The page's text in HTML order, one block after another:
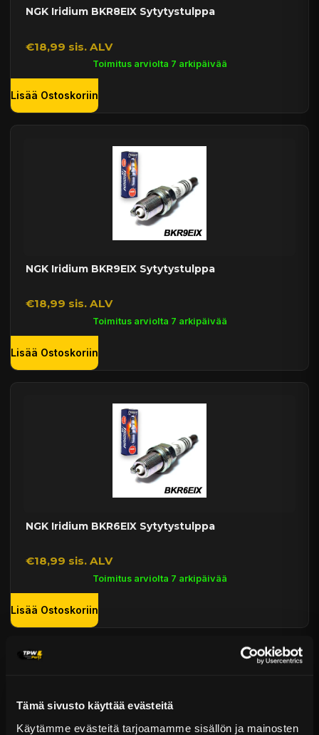
Tämä sivusto käyttää evästeitä
Käytämme evästeitä tarjoamamme sisällön ja mainosten
NGK Iridium BKR8EIX Sytytystulppa
€18,99 sis. ALV
Toimitus arviolta 7 arkipäivää
Lisää Ostoskoriin
NGK Iridium BKR9EIX Sytytystulppa
€18,99 sis. ALV
Toimitus arviolta 7 arkipäivää
Lisää Ostoskoriin
NGK Iridium BKR6EIX Sytytystulppa
€18,99 sis. ALV
Toimitus arviolta 7 arkipäivää
Lisää Ostoskoriin